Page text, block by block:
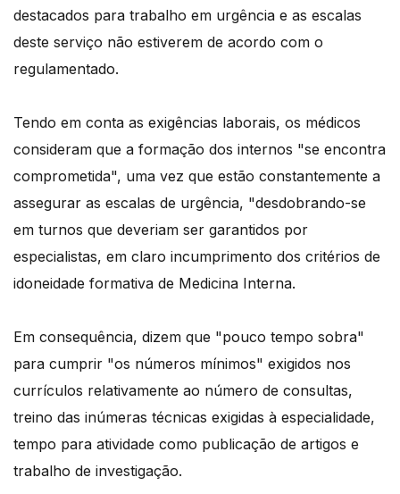
destacados para trabalho em urgência e as escalas
deste serviço não estiverem de acordo com o
regulamentado.
Tendo em conta as exigências laborais, os médicos
consideram que a formação dos internos "se encontra
comprometida", uma vez que estão constantemente a
assegurar as escalas de urgência, "desdobrando-se
em turnos que deveriam ser garantidos por
especialistas, em claro incumprimento dos critérios de
idoneidade formativa de Medicina Interna.
Em consequência, dizem que "pouco tempo sobra"
para cumprir "os números mínimos" exigidos nos
currículos relativamente ao número de consultas,
treino das inúmeras técnicas exigidas à especialidade,
tempo para atividade como publicação de artigos e
trabalho de investigação.